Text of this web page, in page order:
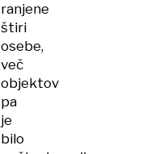
ranjene
štiri
osebe,
več
objektov
pa
je
bilo